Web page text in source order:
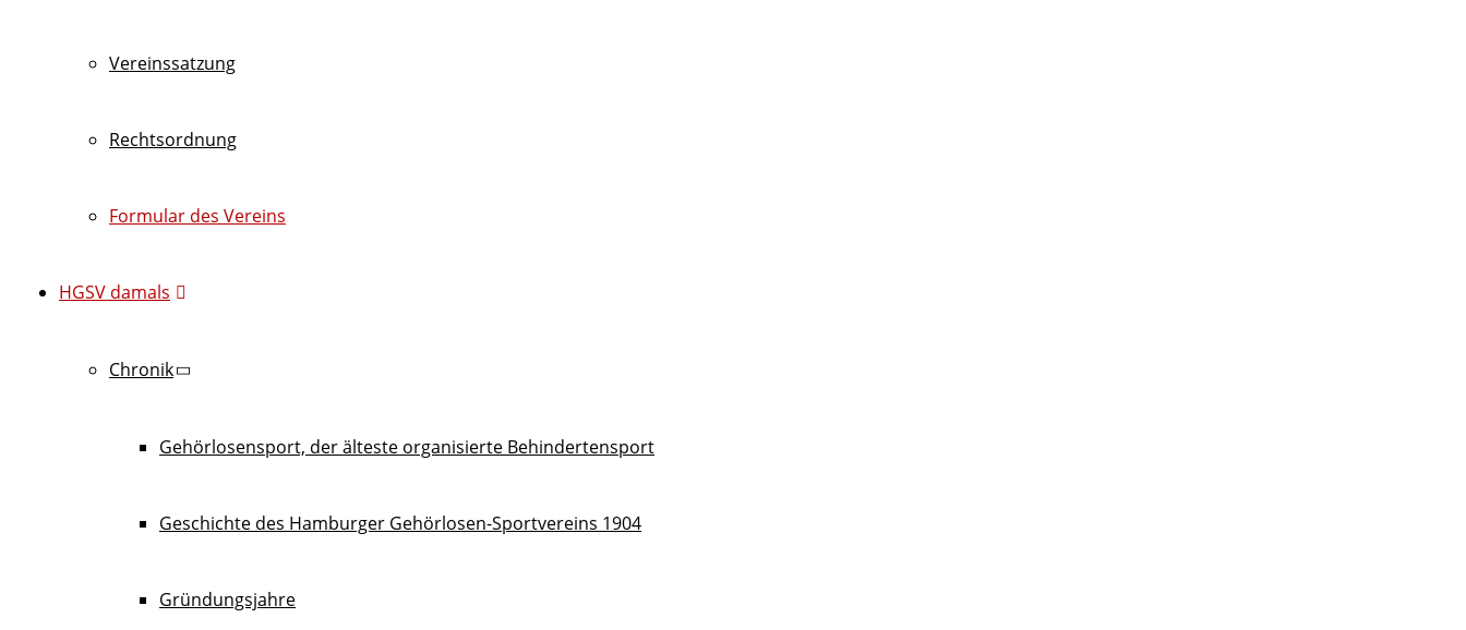
Vereinssatzung
Rechtsordnung
Formular des Vereins
HGSV damals
Chronik
Gehörlosensport, der älteste organisierte Behindertensport
Geschichte des Hamburger Gehörlosen-Sportvereins 1904
Gründungsjahre